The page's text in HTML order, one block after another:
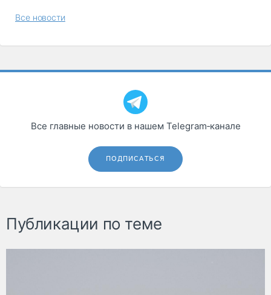
Все новости
Все главные новости в нашем Telegram‑канале
ПОДПИСАТЬСЯ
Публикации по теме